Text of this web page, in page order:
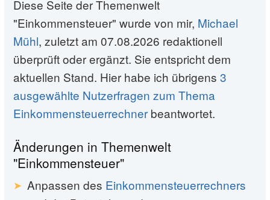
Diese Seite der Themenwelt
"Einkommensteuer" wurde von mir, Michael
Mühl, zuletzt am 07.08.2026 redaktionell
überprüft oder ergänzt. Sie entspricht dem
aktuellen Stand. Hier habe ich übrigens 3
ausgewählte Nutzerfragen zum Thema
Einkommensteuerrechner beantwortet.
Änderungen in Themenwelt
"Einkommensteuer"
Anpassen des Einkommensteuerrechners